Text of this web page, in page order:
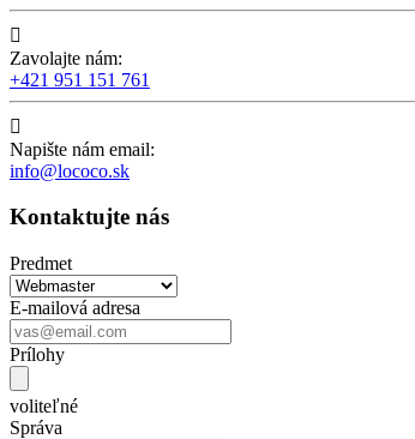

Zavolajte nám:
+421 951 151 761

Napište nám email:
info@lococo.sk
Kontaktujte nás
Predmet
E-mailová adresa
Prílohy
voliteľné
Správa